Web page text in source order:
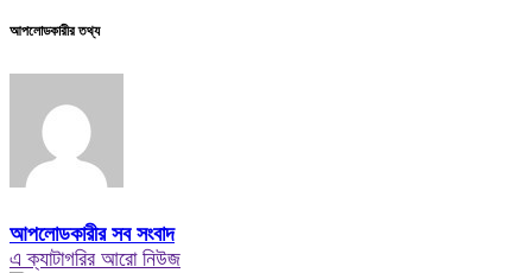
আপলোডকারীর তথ্য
আপলোডকারীর সব সংবাদ
এ ক্যাটাগরির আরো নিউজ